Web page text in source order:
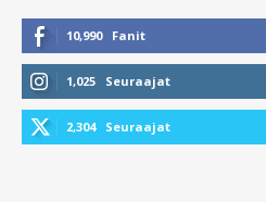
10,990 Fanit
1,025 Seuraajat
2,304 Seuraajat